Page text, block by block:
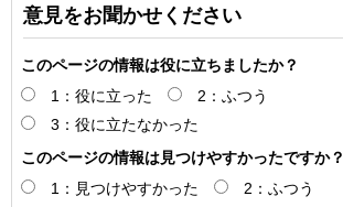
意見をお聞かせください
このページの情報は役に立ちましたか？
1：役に立った
2：ふつう
3：役に立たなかった
このページの情報は見つけやすかったですか？
1：見つけやすかった
2：ふつう